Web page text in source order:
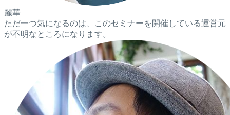
麗華
ただ一つ気になるのは、このセミナーを開催している運営元
が不明なところになります。